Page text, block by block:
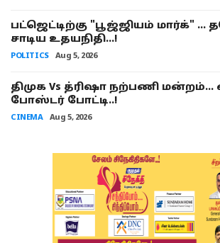
பட்ஜெட்டிற்கு "பூஜ்ஜியம் மார்க்"
சாடிய உதயநிதி...!
POLITICS Aug 5, 2026
திமுக Vs த்ரிஷா நற்பணி
போஸ்டர் போட்டி..!
CINEMA Aug 5, 2026